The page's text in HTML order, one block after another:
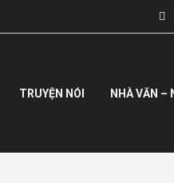
TRUYỆN NÓI NHÀ VĂN –